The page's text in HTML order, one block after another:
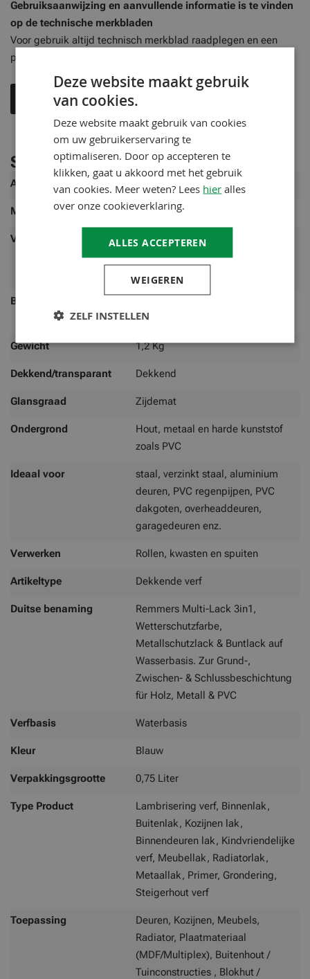
Gebruiksaanwijzing en aanvullende informatie is te vinden
op de technische merkbladen
Voor gebruik altijd technisch merkblad raadplegen en een
proef opzetten
Technisch merkblad
Specificaties
Meer
informatie
Artikelnummer FXA-77555005
Merk Remmers
Verbruik
100-120 ml/m² per laag Verbruik
afhankelijk van de ondergrond, zie
Bereik
m² bij het aanbrengen van 1 laag
Gewicht 1,2 Kg
Dekkend/transparant Dekkend
Glansgraad Zijdemat
Ondergrond
Hout, metaal en harde kunststof
zoals PVC
Ideaal voor
staal, verzinkt staal, aluminium
deuren, PVC regenpijpen, PVC
dakgoten, overheaddeuren,
garagedeuren enz.
Verwerken Rollen, kwasten en spuiten
Artikeltype Dekkende verf
Duitse benaming
Remmers Multi-Lack 3in1,
Wetterschutzfarbe,
Metallschutzlack & Buntlack auf
Wasserbasis. Zur Grund-,
Zwischen- & Schlussbeschichtung
für Holz, Metall & PVC
Verfbasis Waterbasis
Kleur Blauw
Verpakkingsgrootte 0,75 Liter
Type Product
Lambrisering verf, Binnenlak,
Buitenlak, Kozijnen lak,
Binnendeuren lak, Kindvriendelijke
verf, Meubellak, Radiatorlak,
Metaallak, Primer, Grondering,
Steigerhout verf
Toepassing
Deuren, Kozijnen, Meubels,
Radiator, Plaatmateriaal
(MDF/Multiplex), Buitenhout /
Tuinconstructies , Blokhut /
Deze website maakt gebruik
van cookies.
Deze website maakt gebruik van cookies
om uw gebruikerservaring te
optimaliseren. Door op accepteren te
klikken, gaat u akkoord met het gebruik
van cookies. Meer weten? Lees hier alles
over onze cookieverklaring.
ALLES ACCEPTEREN
WEIGEREN
ZELF INSTELLEN